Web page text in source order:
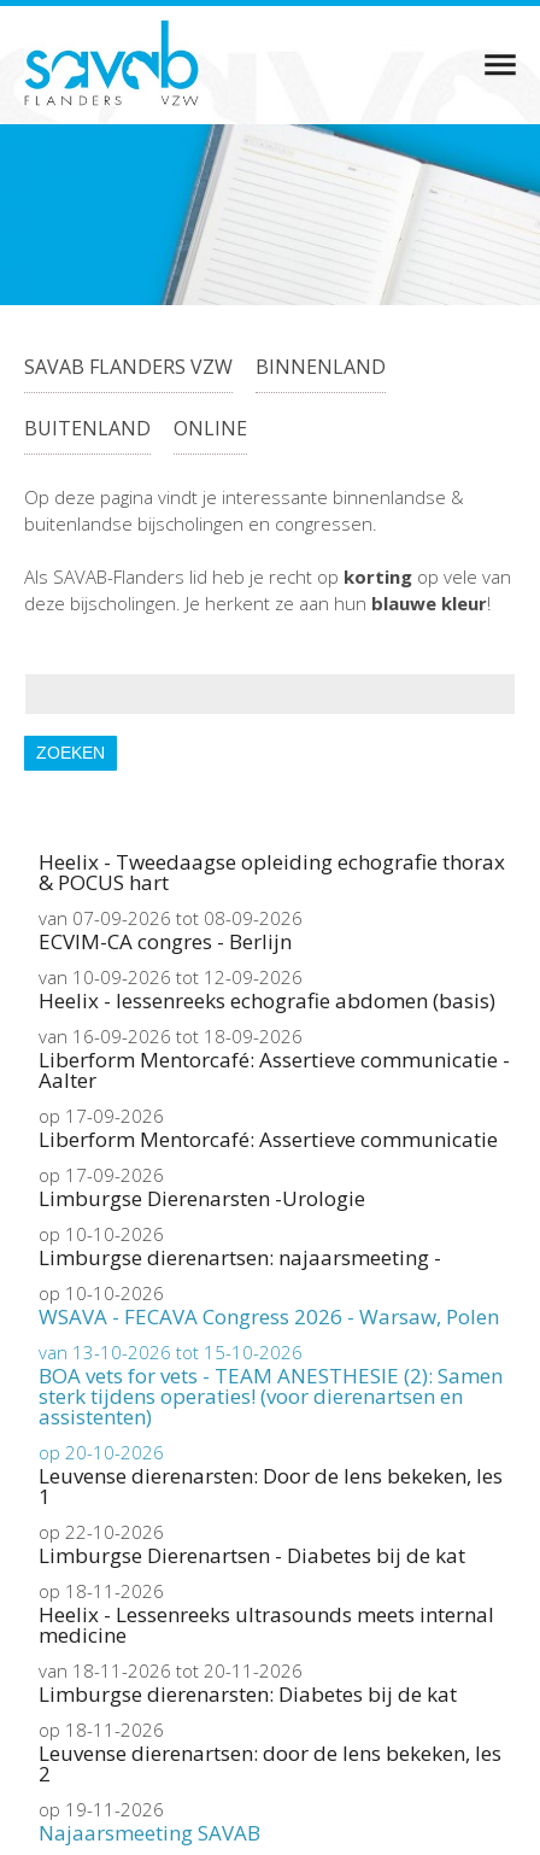
SAVAB FLANDERS VZW BINNENLAND
BUITENLAND ONLINE
Op deze pagina vindt je interessante binnenlandse &
buitenlandse bijscholingen en congressen.
Als SAVAB-Flanders lid heb je recht op korting op vele van
deze bijscholingen. Je herkent ze aan hun blauwe kleur!
ZOEKEN
Heelix - Tweedaagse opleiding echografie thorax
& POCUS hart
van 07-09-2026 tot 08-09-2026
ECVIM-CA congres - Berlijn
van 10-09-2026 tot 12-09-2026
Heelix - lessenreeks echografie abdomen (basis)
van 16-09-2026 tot 18-09-2026
Liberform Mentorcafé: Assertieve communicatie -
Aalter
op 17-09-2026
Liberform Mentorcafé: Assertieve communicatie
op 17-09-2026
Limburgse Dierenarsten -Urologie
op 10-10-2026
Limburgse dierenartsen: najaarsmeeting -
op 10-10-2026
WSAVA - FECAVA Congress 2026 - Warsaw, Polen
van 13-10-2026 tot 15-10-2026
BOA vets for vets - TEAM ANESTHESIE (2): Samen
sterk tijdens operaties! (voor dierenartsen en
assistenten)
op 20-10-2026
Leuvense dierenarsten: Door de lens bekeken, les
1
op 22-10-2026
Limburgse Dierenartsen - Diabetes bij de kat
op 18-11-2026
Heelix - Lessenreeks ultrasounds meets internal
medicine
van 18-11-2026 tot 20-11-2026
Limburgse dierenarsten: Diabetes bij de kat
op 18-11-2026
Leuvense dierenartsen: door de lens bekeken, les
2
op 19-11-2026
Najaarsmeeting SAVAB